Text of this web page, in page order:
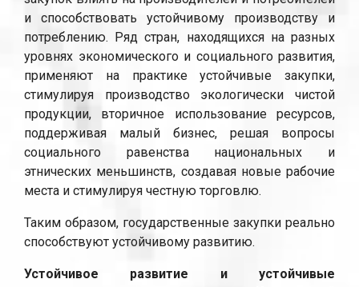
и способствовать устойчивому производству и
потреблению. Ряд стран, находящихся на разных
уровнях экономического и социального развития,
применяют на практике устойчивые закупки,
стимулируя производство экологически чистой
продукции, вторичное использование ресурсов,
поддерживая малый бизнес, решая вопросы
социального равенства национальных и
этнических меньшинств, создавая новые рабочие
места и стимулируя честную торговлю.
Таким образом, государственные закупки реально
способствуют устойчивому развитию.
Устойчивое развитие и устойчивые